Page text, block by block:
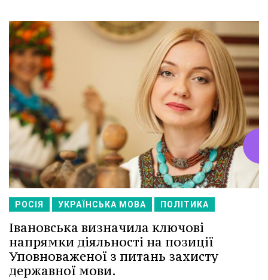
РОСІЯ УКРАЇНСЬКА МОВА ПОЛІТИКА
Івановська визначила ключові
напрямки діяльності на позиції
Уповноваженої з питань захисту
державної мови.